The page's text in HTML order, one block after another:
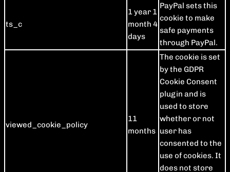
ts_c
1 year 1
month 4
days
PayPal sets this
cookie to make
safe payments
through PayPal.
viewed_cookie_policy
11
months
The cookie is set
by the GDPR
Cookie Consent
plugin and is
used to store
whether or not
user has
consented to the
use of cookies. It
does not store